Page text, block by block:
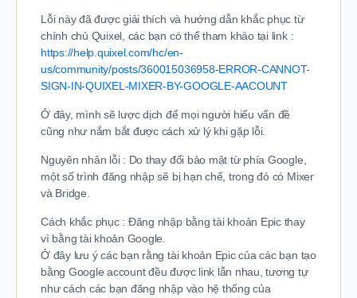
Lỗi này đã được giải thích và hướng dẫn khắc phục từ
chính chủ Quixel, các bạn có thể tham khảo tại link :
https://help.quixel.com/hc/en-
us/community/posts/360015036958-ERROR-CANNOT-
SIGN-IN-QUIXEL-MIXER-BY-GOOGLE-AACOUNT
Ở đây, mình sẽ lược dịch để mọi người hiểu vấn đề
cũng như nắm bắt được cách xử lý khi gặp lỗi.
Nguyên nhân lỗi : Do thay đổi bảo mật từ phía Google,
một số trình đăng nhập sẽ bị hạn chế, trong đó có Mixer
và Bridge.
Cách khắc phục : Đăng nhập bằng tài khoản Epic thay
vì bằng tài khoản Google.
Ở đây lưu ý các bạn rằng tài khoản Epic của các bạn tạo
bằng Google account đều được link lẫn nhau, tương tự
như cách các bạn đăng nhập vào hệ thống của